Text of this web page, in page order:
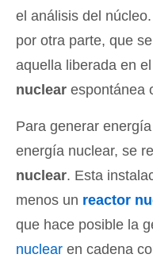
el análisis del
por otra parte, que
aquella liberada en
nuclear espontánea
Para generar
energía nuclear, se
nuclear. Esta
menos un reactor
que hace posible la
nuclear en cadena